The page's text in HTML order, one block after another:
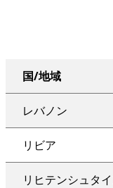
組織全体を対象とす
国/地域
レバノン
リビア
リヒテンシュタ